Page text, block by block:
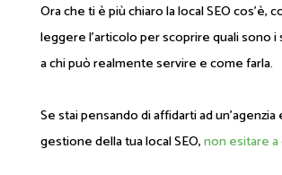
Ora che ti è più chiaro la local SEO cos’è,
leggere l’articolo per scoprire quali sono i
a chi può realmente servire e come farla.
Se stai pensando di affidarti ad
gestione della tua local SEO,non esitare